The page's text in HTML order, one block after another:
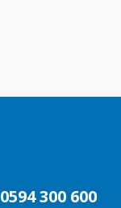
0594 300 600